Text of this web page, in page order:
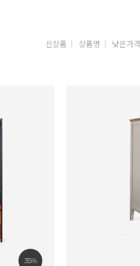
신상품 상품명 낮은가격
35%